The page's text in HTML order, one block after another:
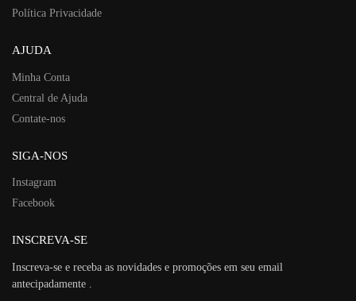
Política Privacidade
AJUDA
Minha Conta
Central de Ajuda
Contate-nos
SIGA-NOS
Instagram
Facebook
INSCREVA-SE
Inscreva-se e receba as novidades e promoções em seu email
antecipadamente .